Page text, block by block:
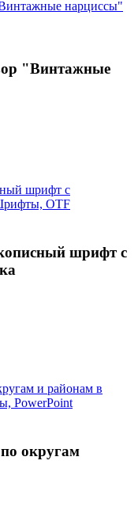
"Винтажные
шрифт с
округам